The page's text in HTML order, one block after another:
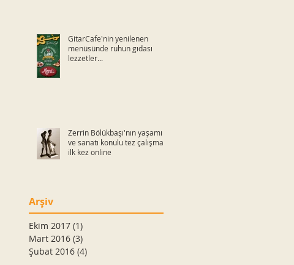
GitarCafe'nin yenilenen
menüsünde ruhun gıdası
lezzetler...
Zerrin Bölükbaşı'nın yaşamı
ve sanatı konulu tez çalışması
ilk kez online
Arşiv
Ekim 2017 (1)
Mart 2016 (3)
Şubat 2016 (4)